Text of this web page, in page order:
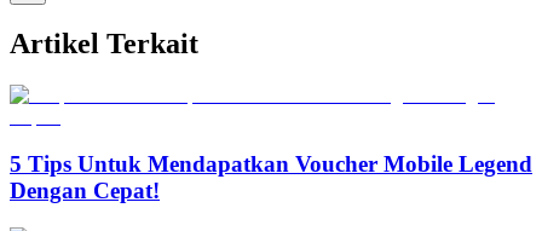
Artikel Terkait
5 Tips Untuk Mendapatkan Voucher Mobile Legend
Dengan Cepat!